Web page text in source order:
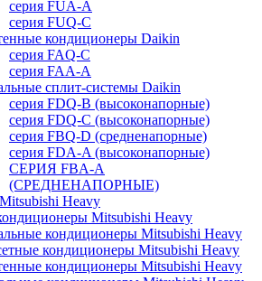
серия FUA-A
серия FUQ-C
кондиционеры Daikin
серия FAQ-C
серия FAA-A
сплит-системы Daikin
серия FDQ-B (высоконапорные)
серия FDQ-C (высоконапорные)
серия FBQ-D (средненапорные)
серия FDA-A (высоконапорные)
СЕРИЯ FBA-A
(СРЕДНЕНАПОРНЫЕ)
Heavy
Mitsubishi Heavy
кондиционеры Mitsubishi Heavy
кондиционеры Mitsubishi Heavy
кондиционеры Mitsubishi Heavy